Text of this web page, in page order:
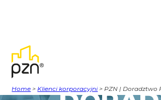
Home >Klienci korporacyjni> PZN | Doradztwo